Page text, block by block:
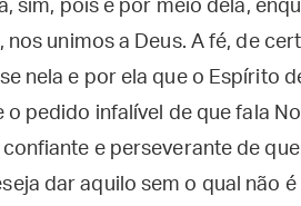
sim, pois é por meio dela,
unimos a Deus. A fé, de
nela e por ela que o Espírito
pedido infalível de que fala
e perseverante de
dar aquilo sem o qual não é